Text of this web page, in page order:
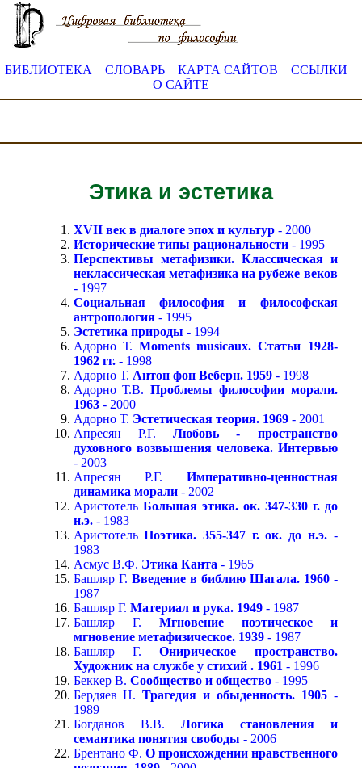
БИБЛИОТЕКА СЛОВАРЬ КАРТА САЙТОВ
ССЫЛКИ
О САЙТЕ
Этика и эстетика
XVII век в диалоге эпох и культур- 2000
Исторические типы рациональности- 1995
Перспективы метафизики. Классическая и
неклассическая метафизика на рубеже веков
- 1997
Социальная философия и философская
антропология- 1995
Эстетика природы - 1994
Адорно Т. Moments musicaux. Статьи 1928-
1962 гг.- 1998
Адорно Т. Антон фон Веберн. 1959- 1998
Адорно Т.В. Проблемы философии морали.
1963- 2000
Адорно Т. Эстетическая теория. 1969- 2001
Апресян Р.Г. Любовь - пространство
духовного возвышения человека. Интервью
- 2003
Апресян Р.Г. Императивно-ценностная
динамика морали- 2002
Аристотель Большая этика. ок. 347-330 г. до
н.э.- 1983
АристотельПоэтика. 355-347 г. ок. до н.э.-
1983
Асмус В.Ф. Этика Канта - 1965
Башляр Г. Введение в библию Шагала. 1960-
1987
Башляр Г. Материал и рука. 1949- 1987
Башляр Г. Мгновение поэтическое и
мгновение метафизическое. 1939- 1987
Башляр Г.Онирическое пространство.
Художник на службе у стихий . 1961 - 1996
Беккер В. Сообщество и общество- 1995
Бердяев Н.Трагедия и обыденность. 1905-
1989
Богданов В.В. Логика становления и
семантика понятия свободы - 2006
Брентано Ф. О происхождении нравственного